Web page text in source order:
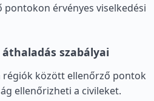
pontokon érvényes viselkedési
szabályai
régiók között ellenőrző pontok
ellenőrizheti a civileket.